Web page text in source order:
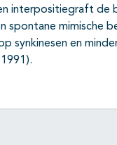
interpositiegraft de
spontane mimische
synkinesen en